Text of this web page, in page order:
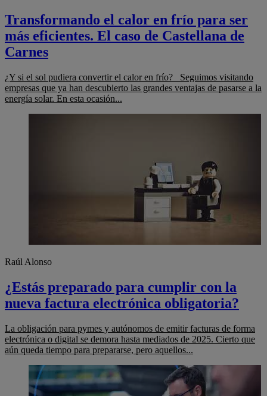
Transformando el calor en frío para ser
más eficientes. El caso de Castellana de
Carnes
¿Y si el sol pudiera convertir el calor en frío? Seguimos visitando
empresas que ya han descubierto las grandes ventajas de pasarse a la
energía solar. En esta ocasión...
Raúl Alonso
¿Estás preparado para cumplir con la
nueva factura electrónica obligatoria?
La obligación para pymes y autónomos de emitir facturas de forma
electrónica o digital se demora hasta mediados de 2025. Cierto que
aún queda tiempo para prepararse, pero aquellos...